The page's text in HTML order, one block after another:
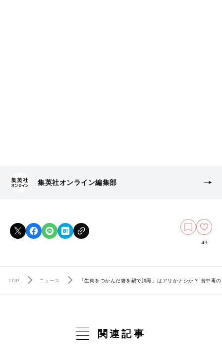
集英社オンライン編集部
49
TOP ニュース 「生肉をつかんだ箸を鍋で消毒」はアリかナシか？ 食中毒
関連記事